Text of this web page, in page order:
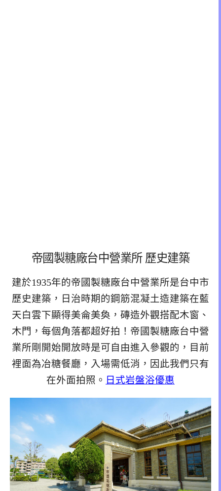
帝國製糖廠台中營業所 歷史建築
建於1935年的帝國製糖廠台中營業所是台中市
歷史建築，日治時期的鋼筋混凝土造建築在藍
天白雲下顯得美侖美奐，磚造外觀搭配木窗、
木門，每個角落都超好拍！ 帝國製糖廠台中營
業所剛開始開放時是可自由進入參觀的，目前
裡面為冶糖餐廳，入場需低消，因此我們只有
在外面拍照。 日式岩盤浴優惠